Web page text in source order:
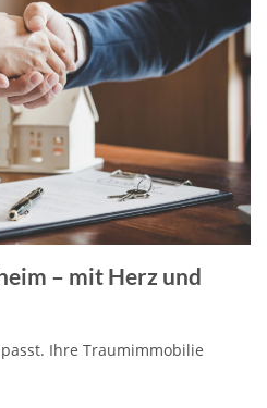
– mit Herz und
Ihre Traumimmobilie